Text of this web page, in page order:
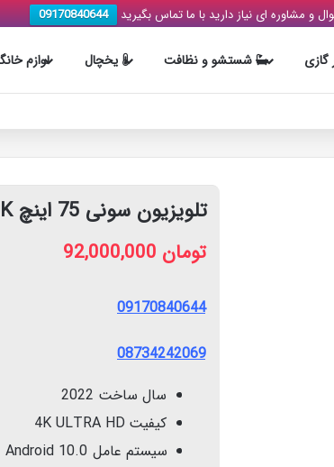
و مشاوره ای نیاز دارید با ما تماس بگیرید 09170840644
گازی شستشو و نظافت یخچال لوازم
تلویزیون سونی 75 اینچ 75X90K
تومان92,000,000
09170840644
08734242069
سال ساخت 2022
کیفیت 4K ULTRA HD
سیستم عامل Android 10.0